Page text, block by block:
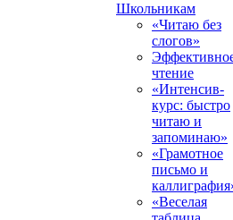
Школьникам
«Читаю без
слогов»
чтение
«Интенсив-
курс: быстро
читаю и
запоминаю»
«Грамотное
письмо и
«Веселая